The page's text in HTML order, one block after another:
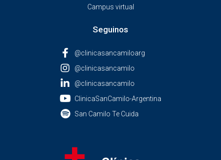
Campus virtual
Seguinos
@clinicasancamiloarg
@clinicasancamilo
@clinicasancamilo
ClinicaSanCamilo-Argentina
San Camilo Te Cuida